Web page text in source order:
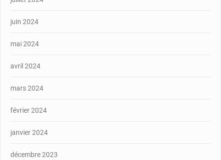
juin 2024
mai 2024
avril 2024
mars 2024
février 2024
janvier 2024
décembre 2023